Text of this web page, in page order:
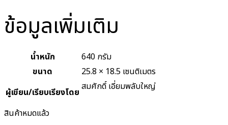
ข้อมูลเพิ่มเติม
น้ำหนัก
640 กรัม
ขนาด
25.8 × 18.5 เซนติเมตร
ผู้เขียน/เรียบเรียงโดย สมศักดิ์ เอี่ยมพลับใหญ่
สินค้าหมดแล้ว